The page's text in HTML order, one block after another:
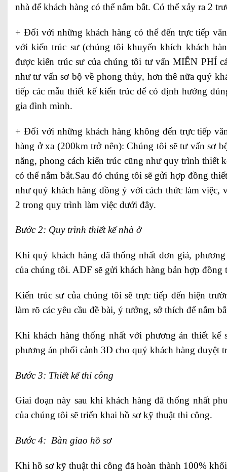
nhà để khách hàng có thể nắm bắt. Có thể xảy ra 2
+ Đối với những khách hàng có thể đến trực tiếp
với kiến trúc sư (chúng tôi khuyến khích khách
được kiến trúc sư của chúng tôi tư vấn MIỄN PHÍ
như tư vấn sơ bộ về phong thủy, hơn thê nữa quý
tiếp các mẫu thiết kế kiến trúc để có định hướng
gia đình mình.
+ Đối với những khách hàng không đến trực tiếp
hàng ở xa (200km trở nên): Chúng tôi sẽ tư vấn sơ
năng, phong cách kiến trúc cũng như quy trình thiết
có thể nắm bắt.Sau đó chúng tôi sẽ gửi hợp đồng
như quý khách hàng đồng ý với cách thức làm việc,
2 trong quy trình làm việc dưới đây.
Bước 2: Quy trình thiết kế nhà ở
Khi quý khách hàng đã thống nhất đơn giá,
của chúng tôi. ADF sẽ gửi khách hàng bản hợp đồng
Kiến trúc sư của chúng tôi sẽ trực tiếp đến hiện
làm rõ các yêu cầu đề bài, ý tưởng, sở thích để nắm
Khi khách hàng thống nhất với phương án thiết kế
phương án phối cảnh 3D cho quý khách hàng duyệt
Bước 3: Thiết kế thi công
Giai đoạn này sau khi khách hàng đã thống nhất
của chúng tôi sẽ triển khai hồ sơ kỹ thuật thi công.
Bước 4: Bàn giao hồ sơ
Khi hồ sơ kỹ thuật thi công đã hoàn thành 100%